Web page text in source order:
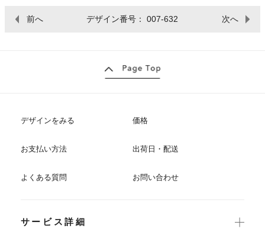
前へ デザイン番号： 007-632 次へ
デザインをみる 価格
お支払い方法 出荷日・配送
よくある質問 お問い合わせ
サービス詳細